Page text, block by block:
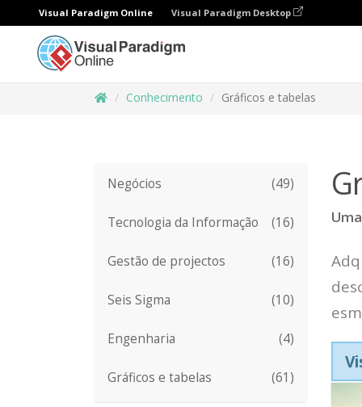
Visual Paradigm Online Visual Paradigm Desktop
Conhecimento Gráficos e tabelas
Negócios (49)
Tecnologia da Informação (16)
Gestão de projectos (16)
Seis Sigma (10)
Engenharia (4)
Gráficos e tabelas (61)